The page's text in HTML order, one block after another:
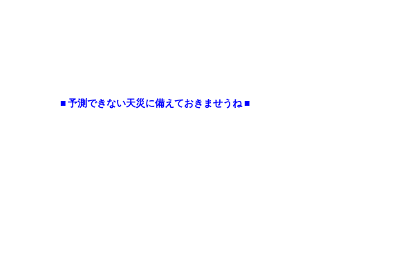
■ 予測できない天災に備えておきませうね ■